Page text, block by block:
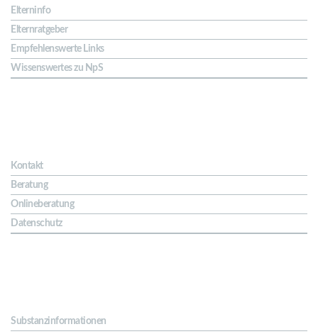
Elterninfo
Elternratgeber
Empfehlenswerte Links
Wissenswertes zu NpS
Kontakt
Beratung
Onlineberatung
Datenschutz
Substanzinformationen